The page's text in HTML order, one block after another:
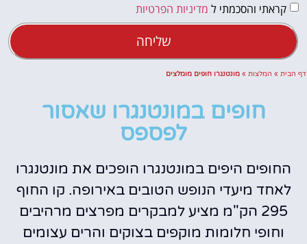
קראתי והסכמתי ל מדיניות הפרטיות
שליחה
דף הבית » המלצות » מונטנגרו חופים מומלצים
חופים במונטנגרו שאסור
לפספס
החופים היפים במונטנגרו הופכים את מונטנגרו
לאחד מיעדי הנופש הטובים באירופה. קו החוף
295 הק"מ מציע למבקרים מפרצים מרהיבים
וחופי חלומות מוקפים בצוקים והרים עצומים